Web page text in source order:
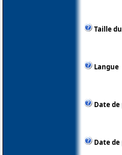
Taille
Langue
Date
Date